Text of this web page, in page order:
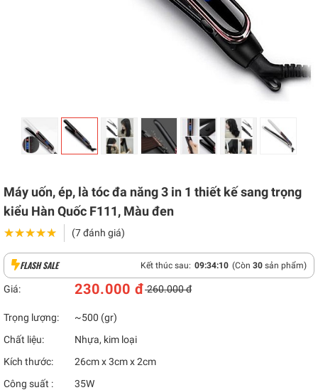
Máy uốn, ép, là tóc đa năng 3 in 1 thiết kế sang trọng
kiểu Hàn Quốc F111, Màu đen
★★★★★
★★★★★ (7 đánh giá)
FLASH SALE Kết thúc sau: 09:34:09 (Còn 30 sản phẩm)
Giá: 230.000 đ260.000 đ
Trọng lượng:
~500 (gr)
Chất liệu:
Nhựa, kim loại
Kích thước:
26cm x 3cm x 2cm
Công suất :
35W